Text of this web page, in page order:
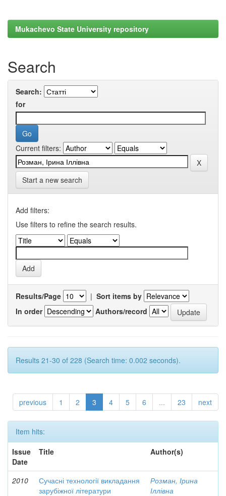
Mukachevo State University repository
Search
Search:
for
Current filters:
Start a new search
Add filters:
Use filters to refine the search results.
Results/Page | Sort items by
In order
Authors/record
Results 21-30 of 228 (Search time: 0.002 seconds).
previous 1 2 3 4 5 6 ... 23 next
Item hits:
Issue
Date
Title Author(s)
2010
Сучасні технології викладання
зарубіжної літератури
Розман, Ірина
Іллівна